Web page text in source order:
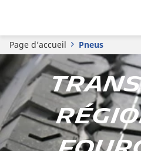
Page d’accueil Pneus